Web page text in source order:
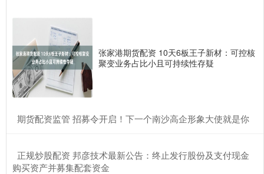
张家港期货配资 10天6板王子新材：可控核
聚变业务占比小且可持续性存疑
​期货配资监管 招募令开启！下一个南沙高企形象大使就是你
​正规炒股配资 邦彦技术最新公告：终止发行股份及支付现金
购买资产并募集配套资金